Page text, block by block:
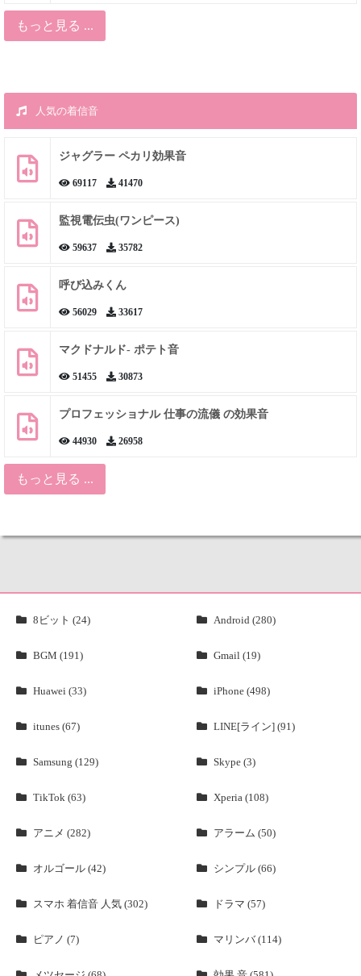
もっと見る ...
人気の着信音
ジャグラー ペカリ効果音
69117 41470
監視電伝虫(ワンピース)
59637 35782
呼び込みくん
56029 33617
マクドナルド- ポテト音
51455 30873
プロフェッショナル 仕事の流儀 の効果音
44930 26958
もっと見る ...
8ビット (24) Android (280)
BGM (191) Gmail (19)
Huawei (33) iPhone (498)
itunes (67) LINE[ライン] (91)
Samsung (129) Skype (3)
TikTok (63) Xperia (108)
アニメ (282) アラーム (50)
オルゴール (42) シンプル (66)
スマホ 着信音 人気 (302) ドラマ (57)
ピアノ (7) マリンバ (114)